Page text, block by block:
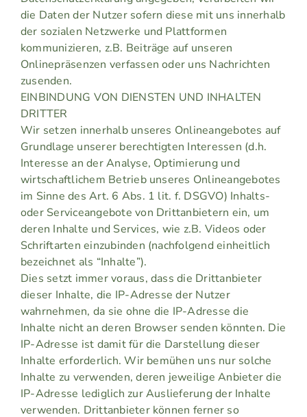
die Daten der Nutzer sofern diese mit uns innerhalb
der sozialen Netzwerke und Plattformen
kommunizieren, z.B. Beiträge auf unseren
Onlinepräsenzen verfassen oder uns Nachrichten
zusenden.
EINBINDUNG VON DIENSTEN UND INHALTEN
DRITTER
Wir setzen innerhalb unseres Onlineangebotes auf
Grundlage unserer berechtigten Interessen (d.h.
Interesse an der Analyse, Optimierung und
wirtschaftlichem Betrieb unseres Onlineangebotes
im Sinne des Art. 6 Abs. 1 lit. f. DSGVO) Inhalts-
oder Serviceangebote von Drittanbietern ein, um
deren Inhalte und Services, wie z.B. Videos oder
Schriftarten einzubinden (nachfolgend einheitlich
bezeichnet als “Inhalte”).
Dies setzt immer voraus, dass die Drittanbieter
dieser Inhalte, die IP-Adresse der Nutzer
wahrnehmen, da sie ohne die IP-Adresse die
Inhalte nicht an deren Browser senden könnten. Die
IP-Adresse ist damit für die Darstellung dieser
Inhalte erforderlich. Wir bemühen uns nur solche
Inhalte zu verwenden, deren jeweilige Anbieter die
IP-Adresse lediglich zur Auslieferung der Inhalte
verwenden. Drittanbieter können ferner so